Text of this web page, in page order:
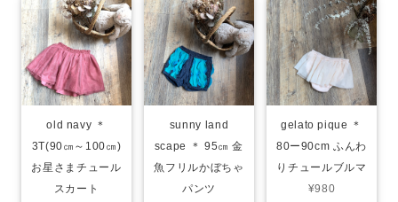
old navy ＊
3T(90㎝～100㎝)
お星さまチュール
スカート
sunny land
scape ＊ 95㎝ 金
魚フリルかぼちゃ
パンツ
gelato pique ＊
80ー90cm ふんわ
りチュールブルマ
¥980